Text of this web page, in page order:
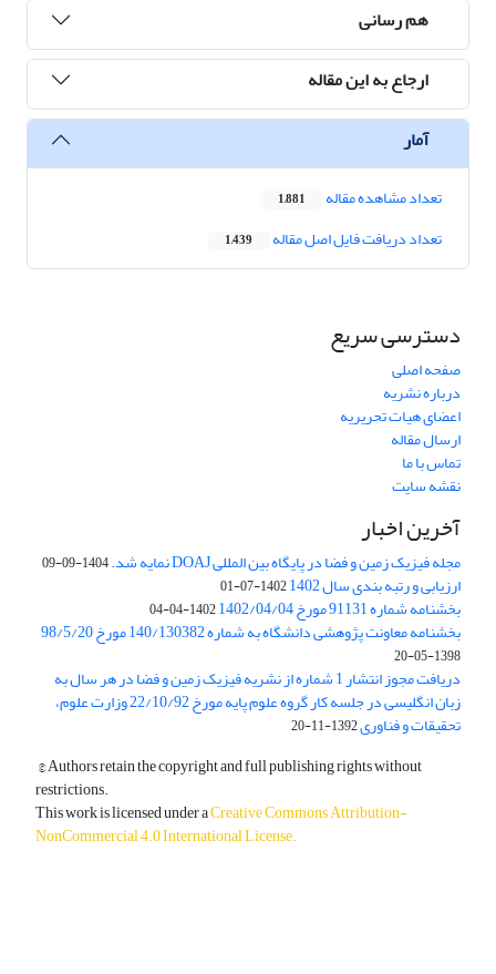
هم رسانی
ارجاع به این مقاله
آمار
تعداد مشاهده مقاله 1,881
تعداد دریافت فایل اصل مقاله 1,439
دسترسی سریع
صفحه اصلی
درباره نشریه
اعضای هیات تحریریه
ارسال مقاله
تماس با ما
نقشه سایت
آخرین اخبار
مجله فیزیک زمین و فضا در پایگاه بین المللی DOAJ نمایه شد. 1404-09-09
ارزیابی و رتبه بندی سال 1402 1402-07-01
بخشنامه شماره 91131 مورخ 1402/04/04 1402-04-04
بخشنامه معاونت پژوهشی دانشگاه به شماره 140/130382 مورخ 98/5/20
1398-05-20
دریافت مجوز انتشار 1 شماره از نشریه فیزیک زمین و فضا در هر سال به
زبان انگلیسی در جلسه کار گروه علوم پایه مورخ 22/10/92 وزارت علوم،
تحقیقات و فناوری1392-11-20
© Authors retain the copyright and full publishing rights without
restrictions.
This work is licensed under aCreative Commons Attribution-
NonCommercial 4.0 International License.